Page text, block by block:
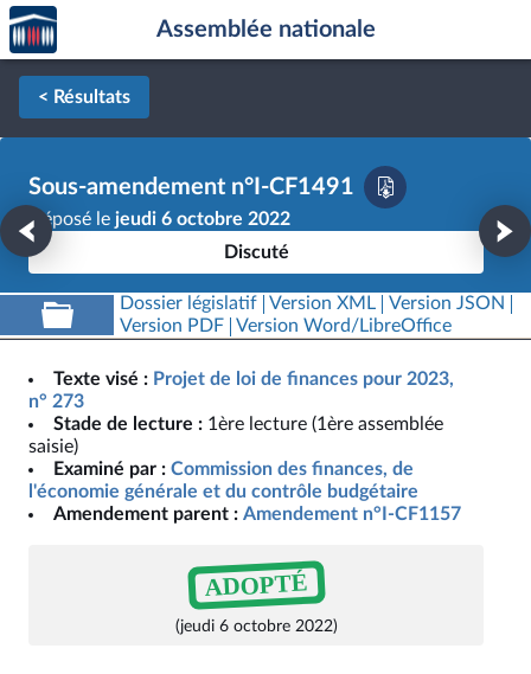
Aller au contenu
Aller en bas de la page
Accèder
à la
page
d'accueil
Assemblée nationale
< Résultats
Sous-amendement n°I-CF1491
Déposé le jeudi 6 octobre 2022
Discuté
Dossier législatif Version XML
Version JSON
Version PDF
Version Word/LibreOffice
Texte visé : Projet de loi de finances pour 2023,
n° 273
Stade de lecture : 1ère lecture (1ère assemblée
saisie)
Examiné par : Commission des finances, de
l'économie générale et du contrôle budgétaire
Amendement parent : Amendement n°I-CF1157
ADOPTÉ
(jeudi 6 octobre 2022)